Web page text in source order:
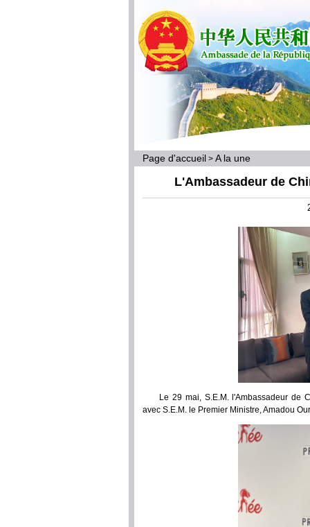
Page d'accueil > A la une
L'Ambassadeur de
Le 29 mai, S.E.M. l'Ambassadeur de
avec S.E.M. le Premier Ministre, Amadou